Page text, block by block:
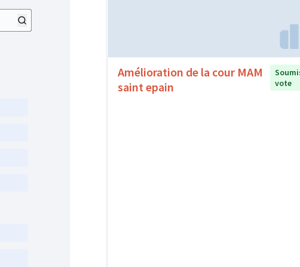
Amélioration de la cour MAM
saint epain
vote